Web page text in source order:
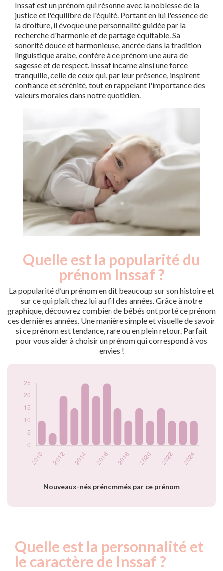
Inssaf est un prénom qui résonne avec la noblesse de la
justice et l'équilibre de l'équité. Portant en lui l'essence de
la droiture, il évoque une personnalité guidée par la
recherche d'harmonie et de partage équitable. Sa
sonorité douce et harmonieuse, ancrée dans la tradition
linguistique arabe, confère à ce prénom une aura de
sagesse et de respect. Inssaf incarne ainsi une force
tranquille, celle de ceux qui, par leur présence, inspirent
confiance et sérénité, tout en rappelant l'importance des
valeurs morales dans notre quotidien.
Quelle est la popularité du
prénom Inssaf ?
La popularité d’un prénom en dit beaucoup sur son histoire et
sur ce qui plaît chez lui au fil des années. Grâce à notre
graphique, découvrez combien de bébés ont porté ce prénom
ces dernières années. Une manière simple et visuelle de savoir
si ce prénom est tendance, rare ou en plein retour. Parfait
pour vous aider à choisir un prénom qui correspond à vos
envies !
Nouveaux-nés prénommés par ce prénom
Popularité du
Année
Nouveaux-
nés
2010
10
2011
5
2012
20
2013
15
2014
25
2015
20
2019
2020
2021
2022
10
10
Quelle est la personnalité et
le caractère de Inssaf ?